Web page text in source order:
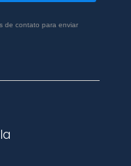
de contato para enviar